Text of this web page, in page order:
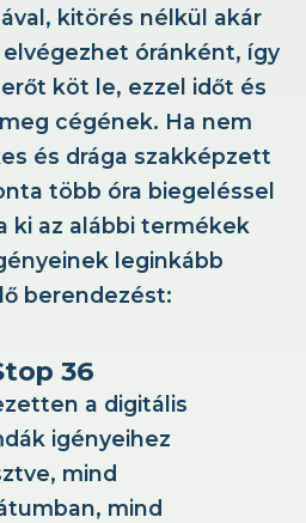
kitörés nélkül akár
óránként, így
köt le, ezzel időt és
cégének. Ha nem
és drága szakképzett
több óra biegeléssel
ki az alábbi termékek
leginkább
berendezést:
36
a digitális
igényeihez
mind
mind